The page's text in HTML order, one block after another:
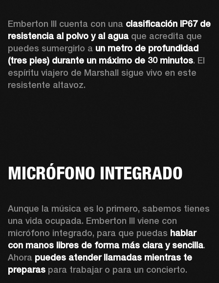
Emberton III cuenta con una clasificación IP67 de
resistencia al polvo y al agua que acredita que
puedes sumergirlo a un metro de profundidad
(tres pies) durante un máximo de 30 minutos. El
espíritu viajero de Marshall sigue vivo en este
resistente altavoz.
MICRÓFONO INTEGRADO
Aunque la música es lo primero, sabemos tienes
una vida ocupada. Emberton III viene con
micrófono integrado, para que puedas hablar
con manos libres de forma más clara y sencilla.
Ahora puedes atender llamadas mientras te
preparas para trabajar o para un concierto.